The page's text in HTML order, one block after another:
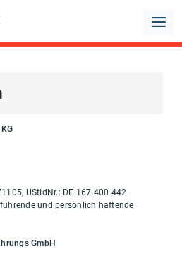
UStIdNr.: DE 167 400 442
und persönlich haftende
GmbH